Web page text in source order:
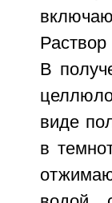
В
виде
в